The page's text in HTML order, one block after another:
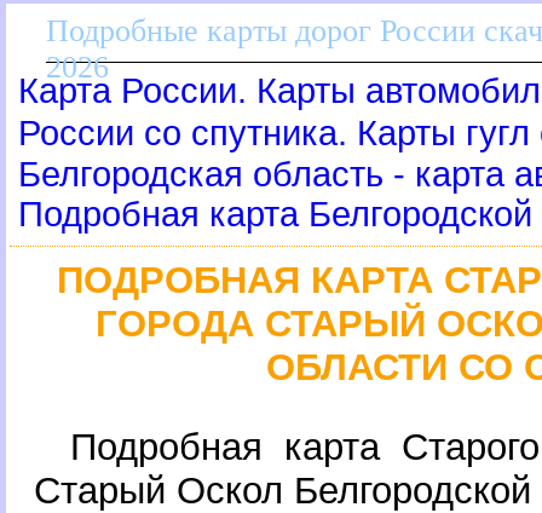
Подробные карты дорог России
2026
Карта России. Карты
России со спутника. Карты
Белгородская область - карта
Подробная карта
ПОДРОБНАЯ КАРТА
ГОРОДА СТАРЫЙ
ОБЛАСТИ СО
Подробная карта
Старый Оскол Белгородской